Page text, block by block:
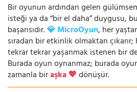
Bir oyunun ardından gelen
isteği ya da “bir el daha” duygusu,
başarısıdır.💎 MicroOyun, her
sıradan bir etkinlik olmaktan
tekrar tekrar yaşanmak istenen bir
Burada oyun oynanmaz; burada
zamanla biraşka 💖dönüşür.